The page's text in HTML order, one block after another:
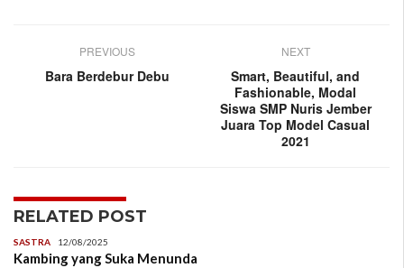
PREVIOUS
Bara Berdebur Debu
NEXT
Smart, Beautiful, and
Fashionable, Modal
Siswa SMP Nuris Jember
Juara Top Model Casual
2021
RELATED POST
SASTRA 12/08/2025
Kambing yang Suka Menunda